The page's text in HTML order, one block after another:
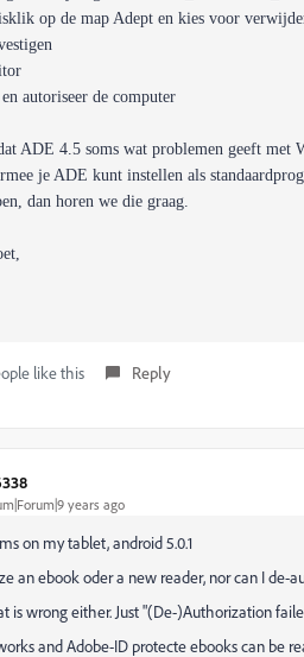
op de map Adept en kies voor
autoriseer de computer
ADE 4.5 soms wat problemen geeft
je ADE kunt instellen als
dan horen we die graag.
like this Reply
years ago
on my tablet, android 5.0.1
an ebook oder a new reader, nor can I de-
is wrong either. Just "(De-)Authorization
and Adobe-ID protecte ebooks can be